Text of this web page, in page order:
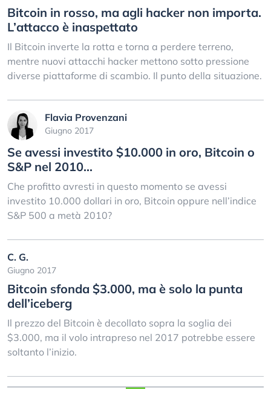
Bitcoin in rosso, ma agli hacker non importa.
L’attacco è inaspettato
Il Bitcoin inverte la rotta e torna a perdere terreno,
mentre nuovi attacchi hacker mettono sotto pressione
diverse piattaforme di scambio. Il punto della situazione.
Flavia Provenzani
Giugno 2017
Se avessi investito $10.000 in oro, Bitcoin o
S&P nel 2010...
Che profitto avresti in questo momento se avessi
investito 10.000 dollari in oro, Bitcoin oppure nell’indice
S&P 500 a metà 2010?
C. G.
Giugno 2017
Bitcoin sfonda $3.000, ma è solo la punta
dell’iceberg
Il prezzo del Bitcoin è decollato sopra la soglia dei
$3.000, ma il volo intrapreso nel 2017 potrebbe essere
soltanto l’inizio.